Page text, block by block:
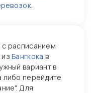
.
расписанием
изБангкока в
вариант в
либо перейдите
Для